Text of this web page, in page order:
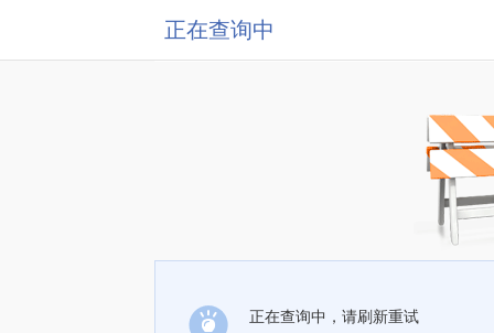
正在查询中
正在查询中，请刷新重试